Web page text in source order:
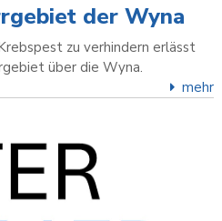
der Wyna
zu verhindern erlässt
über die Wyna.
mehr